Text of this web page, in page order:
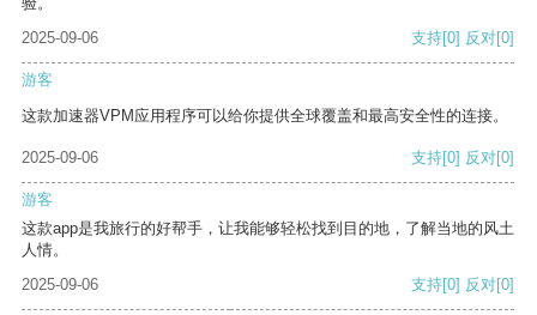
2025-09-06
支持[0] 反对[0]
游客
这款加速器VPM应用程序可以给你提供全球覆盖和最高安全性的连接。
2025-09-06 支持[0] 反对[0]
游客
这款app是我旅行的好帮手，让我能够轻松找到目的地，了解当地的风土
人情。
2025-09-06
支持[0] 反对[0]